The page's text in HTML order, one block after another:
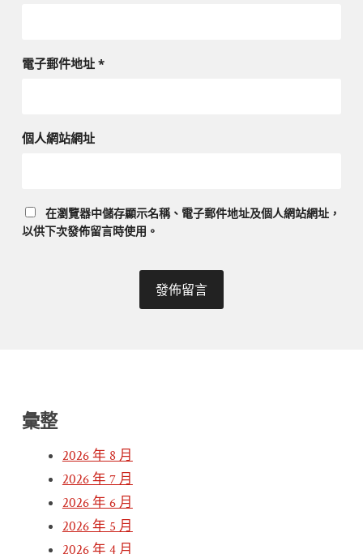
電子郵件地址 *
個人網站網址
在瀏覽器中儲存顯示名稱、電子郵件地址及個人網站網址，
以供下次發佈留言時使用。
彙整
2026 年 8 月
2026 年 7 月
2026 年 6 月
2026 年 5 月
2026 年 4 月